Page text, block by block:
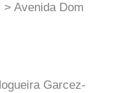
Avenida Dom
Garcez-